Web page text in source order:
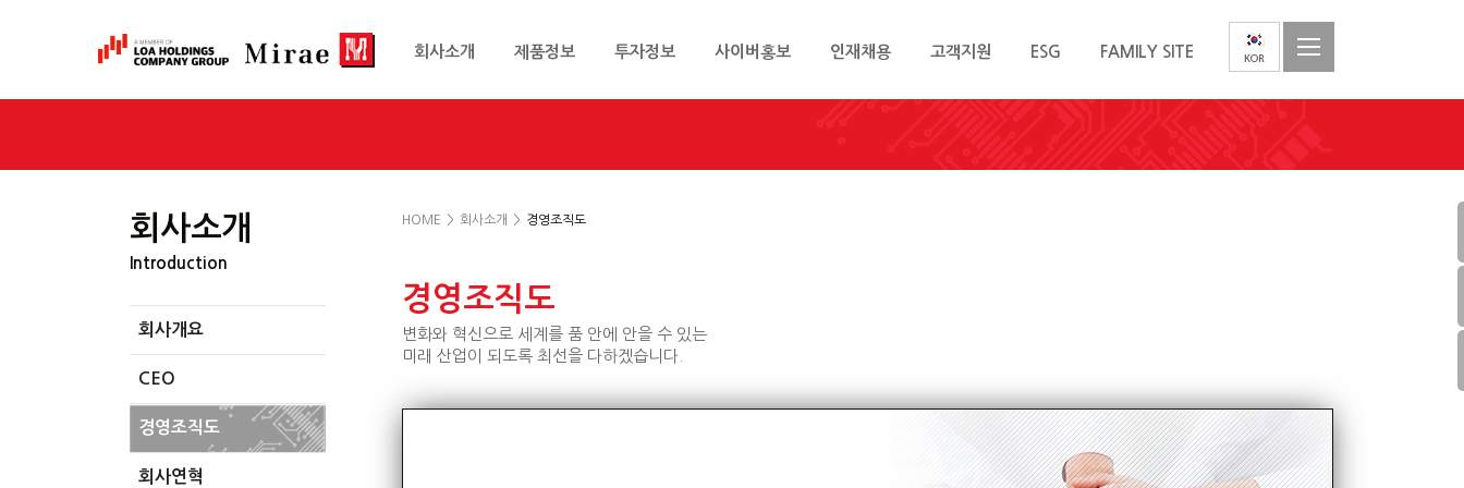
회사소개 제품정보 투자정보 사이버홍보 인재채용 고객지원 ESG FAMILY SITE
회사소개
Introduction
회사개요
CEO
경영조직도
회사연혁
HOME > 회사소개 > 경영조직도
경영조직도
변화와 혁신으로 세계를 품 안에 안을 수 있는
미래 산업이 되도록 최선을 다하겠습니다.